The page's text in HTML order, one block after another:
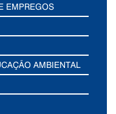
EMPREGOS
AMBIENTAL